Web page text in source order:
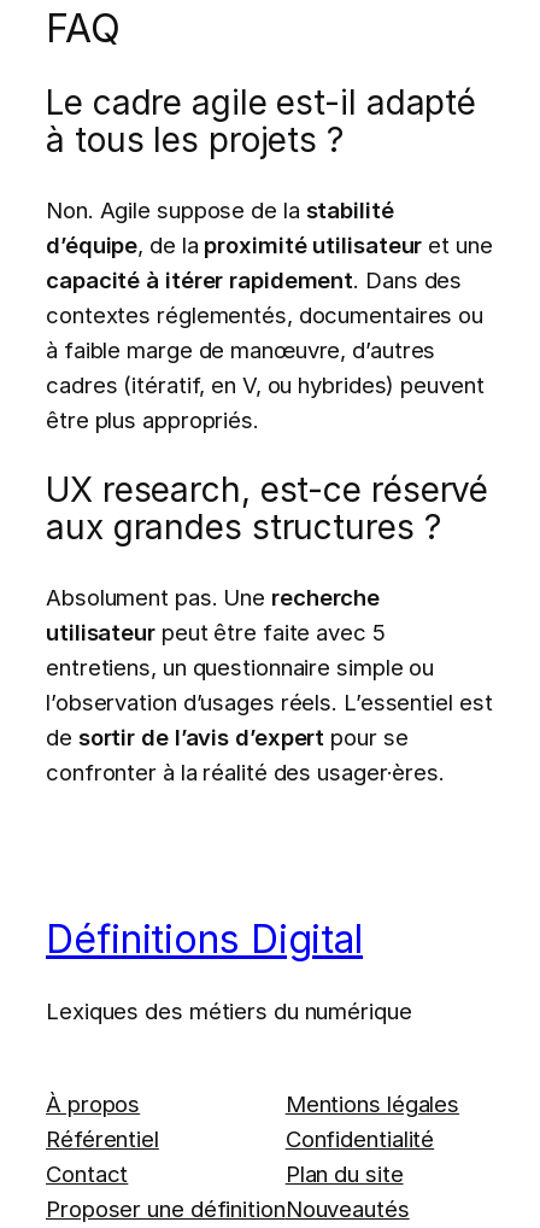
FAQ
Le cadre agile est-il adapté
à tous les projets ?
Non. Agile suppose de la stabilité
d’équipe, de la proximité utilisateur et une
capacité à itérer rapidement. Dans des
contextes réglementés, documentaires ou
à faible marge de manœuvre, d’autres
cadres (itératif, en V, ou hybrides) peuvent
être plus appropriés.
UX research, est-ce réservé
aux grandes structures ?
Absolument pas. Une recherche
utilisateurpeut être faite avec 5
entretiens, un questionnaire simple ou
l’observation d’usages réels. L’essentiel est
de sortir de l’avis d’expert pour se
confronter à la réalité des usager·ères.
Définitions Digital
Lexiques des métiers du numérique
À propos
Référentiel
Contact
Proposer une définition
Mentions légales
Confidentialité
Plan du site
Nouveautés